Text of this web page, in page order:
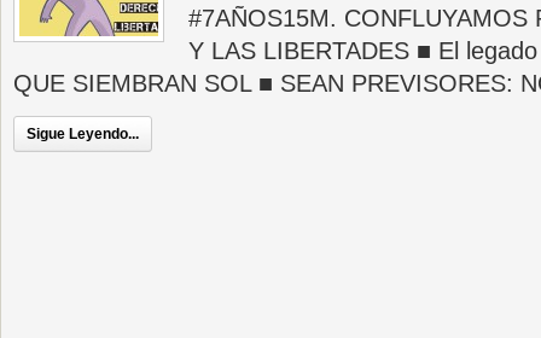
#7AÑOS15M. CONFLUYAMOS
Y LAS LIBERTADES ■ El
QUE SIEMBRAN SOL ■ SEAN PREVISORES:
Sigue Leyendo...